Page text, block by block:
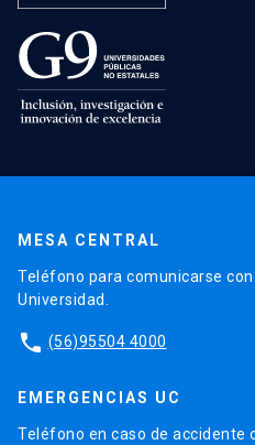
MESA CENTRAL
Teléfono para comunicarse
Universidad.
phone (56)95504 4000
EMERGENCIAS UC
Teléfono en caso de accidente